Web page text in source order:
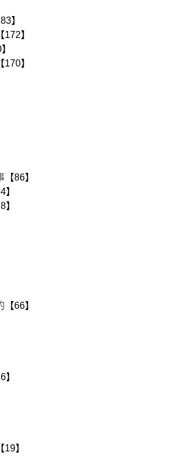
】
【172】
【170】
【86】
】
】
【66】
】
【19】